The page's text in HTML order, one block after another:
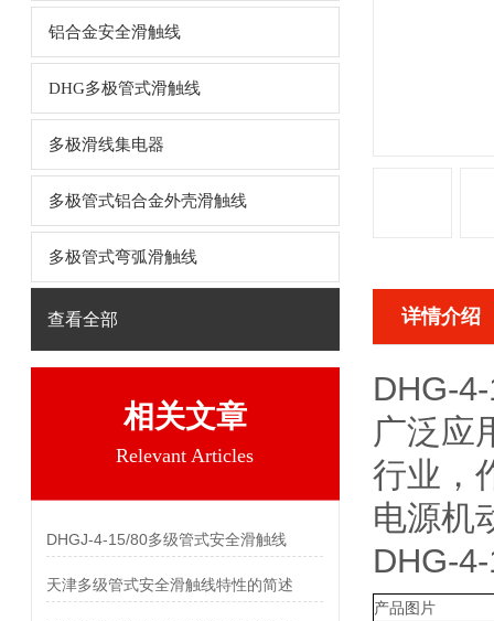
铝合金安全滑触线
DHG多极管式滑触线
多极滑线集电器
多极管式铝合金外壳滑触线
多极管式弯弧滑触线
查看全部
相关文章
Relevant Articles
DHGJ-4-15/80多级管式安全滑触线
天津多级管式安全滑触线特性的简述
详情介绍
DHG-
广泛应
行业，
电源机
DHG-
产品图片